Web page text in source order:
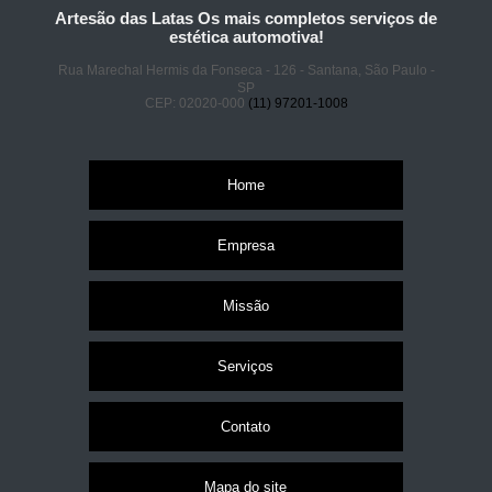
Artesão das Latas Os mais completos serviços de
estética automotiva!
Rua Marechal Hermis da Fonseca - 126 - Santana, São Paulo -
SP
CEP: 02020-000 (11) 97201-1008
Home
Empresa
Missão
Serviços
Contato
Mapa do site